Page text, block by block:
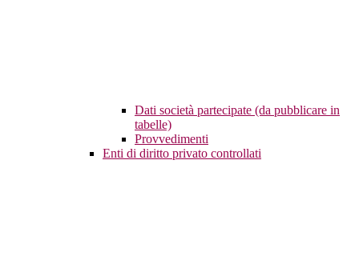
Dati società partecipate (da pubblicare in
tabelle)
Provvedimenti
Enti di diritto privato controllati